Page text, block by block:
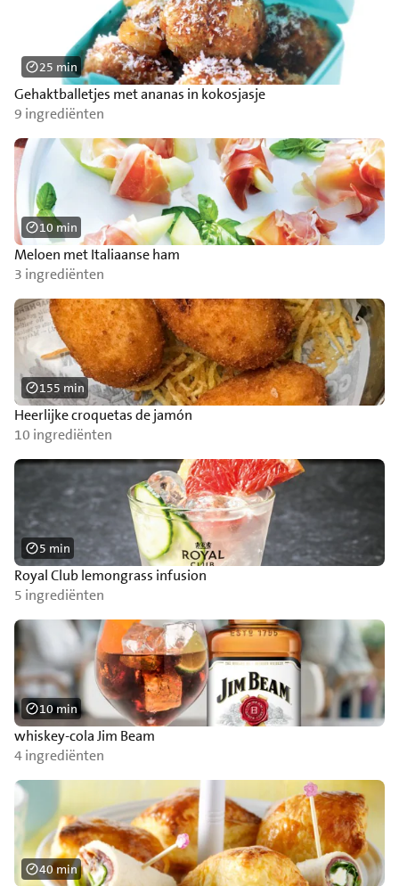
Gehaktballetjes met ananas in kokosjasje
9 ingrediënten
25 min
Meloen met Italiaanse ham
3 ingrediënten
10 min
Heerlijke croquetas de jamón
10 ingrediënten
155 min
Royal Club lemongrass infusion
5 ingrediënten
5 min
whiskey-cola Jim Beam
4 ingrediënten
10 min
40 min